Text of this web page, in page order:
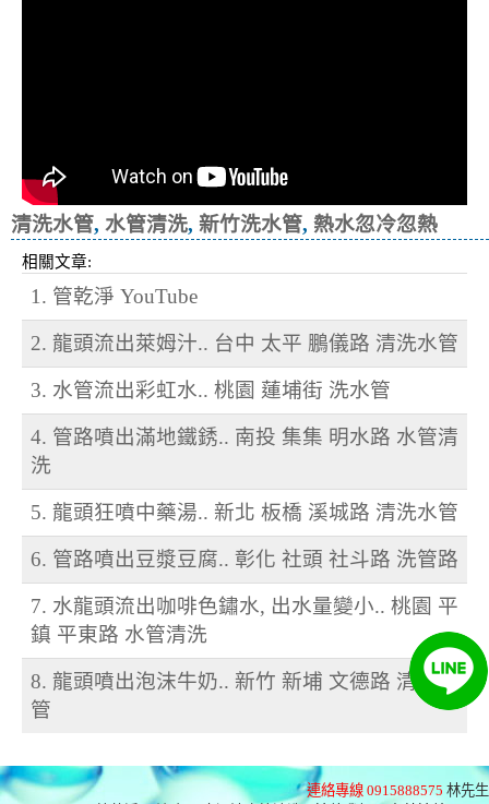
清洗水管, 水管清洗, 新竹洗水管, 熱水忽冷忽熱
相關文章:
1. 管乾淨 YouTube
2. 龍頭流出萊姆汁.. 台中 太平 鵬儀路 清洗水管
3. 水管流出彩虹水.. 桃園 蓮埔街 洗水管
4. 管路噴出滿地鐵銹.. 南投 集集 明水路 水管清
洗
5. 龍頭狂噴中藥湯.. 新北 板橋 溪城路 清洗水管
6. 管路噴出豆漿豆腐.. 彰化 社頭 社斗路 洗管路
7. 水龍頭流出咖啡色鏽水, 出水量變小.. 桃園 平
鎮 平東路 水管清洗
8. 龍頭噴出泡沫牛奶.. 新竹 新埔 文德路 清洗水
管
連絡專線 0915888575 林先生